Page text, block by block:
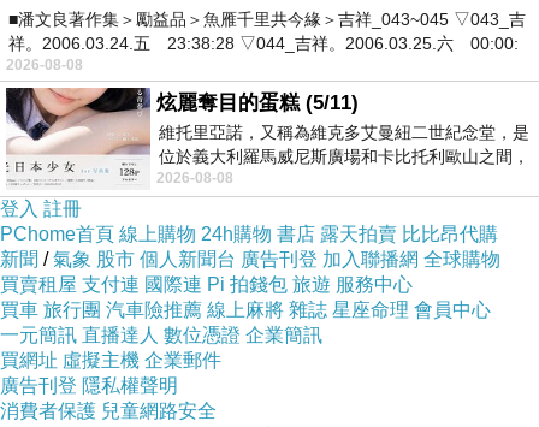
■潘文良著作集＞勵益品＞魚雁千里共今緣＞吉祥_043~045 ▽043_吉
祥。2006.03.24.五 23:38:28 ▽044_吉祥。2006.03.25.六 00:00:
2026-08-08
炫麗奪目的蛋糕 (5/11)
維托里亞諾，又稱為維克多艾曼紐二世紀念堂，是
位於義大利羅馬威尼斯廣場和卡比托利歐山之間，
用以紀念統一義大利統一後的的第一位國
2026-08-08
登入 註冊
PChome首頁 線上購物 24h購物 書店 露天拍賣 比比昂代購
新聞 /氣象 股市 個人新聞台 廣告刊登 加入聯播網 全球購物
買賣租屋 支付連 國際連 Pi 拍錢包 旅遊 服務中心
買車 旅行團 汽車險推薦 線上麻將 雜誌 星座命理 會員中心
一元簡訊 直播達人 數位憑證 企業簡訊
買網址 虛擬主機 企業郵件
廣告刊登 隱私權聲明
消費者保護 兒童網路安全